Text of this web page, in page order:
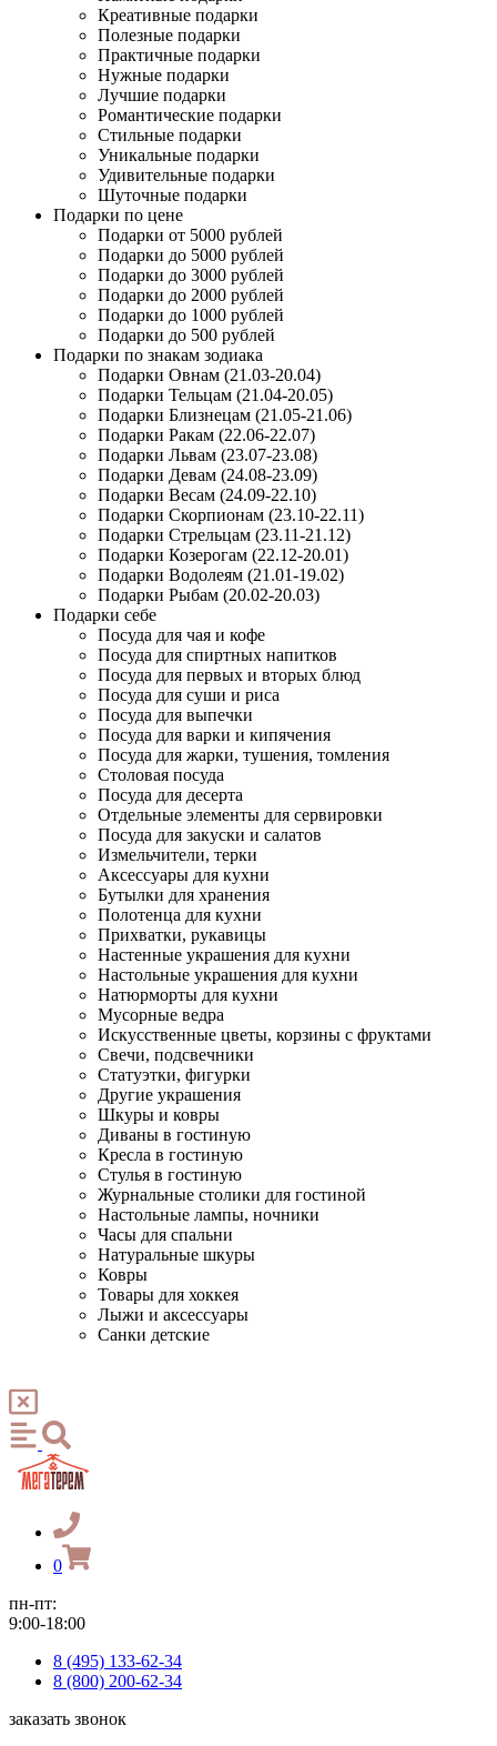
Креативные подарки
Полезные подарки
Практичные подарки
Нужные подарки
Лучшие подарки
Романтические подарки
Стильные подарки
Уникальные подарки
Удивительные подарки
Шуточные подарки
Подарки по цене
Подарки от 5000 рублей
Подарки до 5000 рублей
Подарки до 3000 рублей
Подарки до 2000 рублей
Подарки до 1000 рублей
Подарки до 500 рублей
Подарки по знакам зодиака
Подарки Овнам (21.03-20.04)
Подарки Тельцам (21.04-20.05)
Подарки Близнецам (21.05-21.06)
Подарки Ракам (22.06-22.07)
Подарки Львам (23.07-23.08)
Подарки Девам (24.08-23.09)
Подарки Весам (24.09-22.10)
Подарки Скорпионам (23.10-22.11)
Подарки Стрельцам (23.11-21.12)
Подарки Козерогам (22.12-20.01)
Подарки Водолеям (21.01-19.02)
Подарки Рыбам (20.02-20.03)
Подарки себе
Посуда для чая и кофе
Посуда для спиртных напитков
Посуда для первых и вторых блюд
Посуда для суши и риса
Посуда для выпечки
Посуда для варки и кипячения
Посуда для жарки, тушения, томления
Столовая посуда
Посуда для десерта
Отдельные элементы для сервировки
Посуда для закуски и салатов
Измельчители, терки
Аксессуары для кухни
Бутылки для хранения
Полотенца для кухни
Прихватки, рукавицы
Настенные украшения для кухни
Настольные украшения для кухни
Натюрморты для кухни
Мусорные ведра
Искусственные цветы, корзины с фруктами
Свечи, подсвечники
Статуэтки, фигурки
Другие украшения
Шкуры и ковры
Диваны в гостиную
Кресла в гостиную
Стулья в гостиную
Журнальные столики для гостиной
Настольные лампы, ночники
Часы для спальни
Натуральные шкуры
Ковры
Товары для хоккея
Лыжи и аксессуары
Санки детские
0
пн-пт:
9:00-18:00
8 (495) 133-62-34
8 (800) 200-62-34
заказать звонок